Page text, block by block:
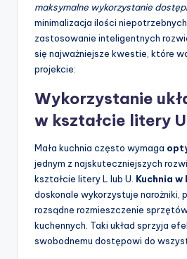
maksymalne wykorzystanie
minimalizacja ilości
zastosowanie inteligentnych
się najważniejsze kwestie, które
projekcie:
Wykorzystanie
w kształcie litery
Mała kuchnia często wymaga
jednym z najskuteczniejszych
kształcie litery L lub U. Kuchnia
doskonale wykorzystuje narożniki,
rozsądne rozmieszczenie
kuchennych. Taki układ sprzyja
swobodnemu dostępowi do